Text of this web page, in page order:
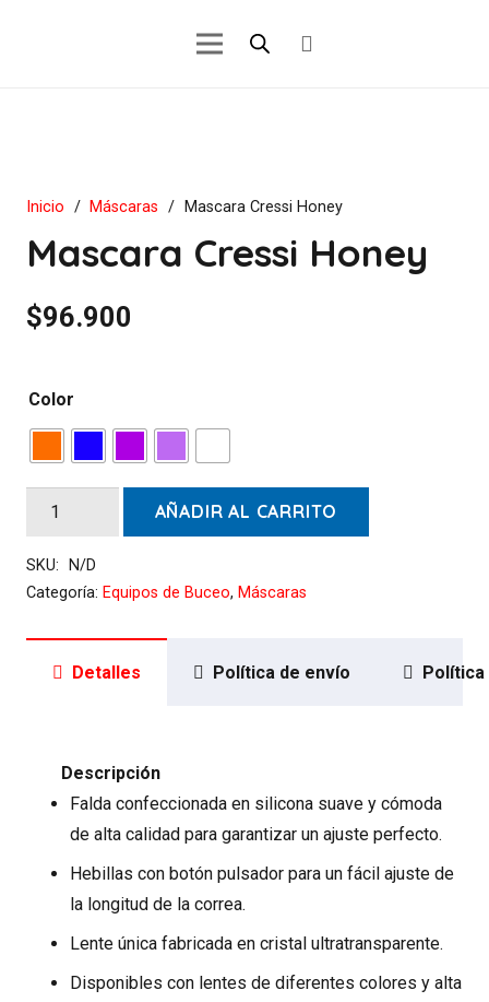
Inicio / Máscaras / Mascara Cressi Honey
Mascara Cressi Honey
$96.900
Color
Mascara
Honey
cantidad
AÑADIR AL CARRITO
SKU:
N/D
Categoría: Equipos de Buceo, Máscaras
Detalles Política de envío
Descripción
Falda confeccionada en silicona suave y cómoda
de alta calidad para garantizar un ajuste perfecto.
Hebillas con botón pulsador para un fácil ajuste de
la longitud de la correa.
Lente única fabricada en cristal ultratransparente.
Disponibles con lentes de diferentes colores y alta